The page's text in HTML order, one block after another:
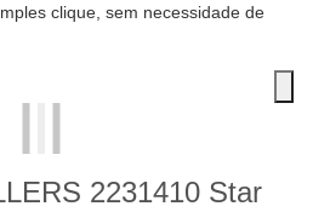
clique, sem necessidade de
2231410 Star